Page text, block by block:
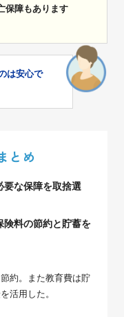
保障もあります
は安心で
とめ
要な保障を取捨選
険料の節約と貯蓄を
約。
また教育費は貯
活用した。